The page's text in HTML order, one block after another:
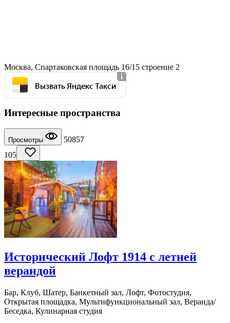
Москва, Спартаковская площадь 16/15 строение 2
Вызвать Яндекс Такси
Интересные пространства
Просмотры
50857
105
Исторический Лофт 1914 с летней
верандой
Бар, Клуб, Шатер, Банкетный зал, Лофт, Фотостудия,
Открытая площадка, Мультифункциональный зал, Веранда/
Беседка, Кулинарная студия